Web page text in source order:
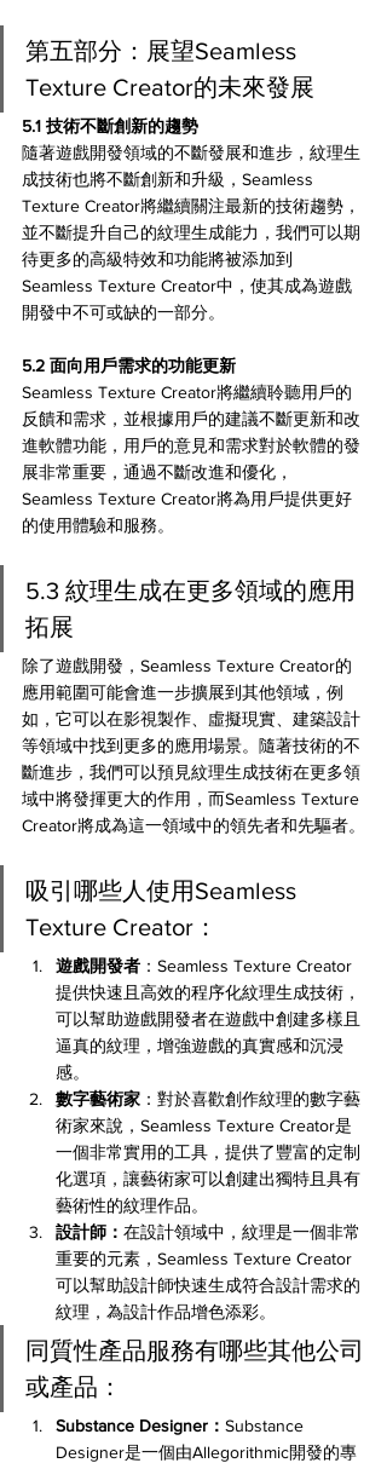
第五部分：展望Seamless
Texture Creator的未來發展
5.1 技術不斷創新的趨勢
隨著遊戲開發領域的不斷發展和進步，紋理生
成技術也將不斷創新和升級，Seamless
Texture Creator將繼續關注最新的技術趨勢，
並不斷提升自己的紋理生成能力，我們可以期
待更多的高級特效和功能將被添加到
Seamless Texture Creator中，使其成為遊戲
開發中不可或缺的一部分。
5.2 面向用戶需求的功能更新
Seamless Texture Creator將繼續聆聽用戶的
反饋和需求，並根據用戶的建議不斷更新和改
進軟體功能，用戶的意見和需求對於軟體的發
展非常重要，通過不斷改進和優化，
Seamless Texture Creator將為用戶提供更好
的使用體驗和服務。
5.3 紋理生成在更多領域的應用
拓展
除了遊戲開發，Seamless Texture Creator的
應用範圍可能會進一步擴展到其他領域，例
如，它可以在影視製作、虛擬現實、建築設計
等領域中找到更多的應用場景。隨著技術的不
斷進步，我們可以預見紋理生成技術在更多領
域中將發揮更大的作用，而Seamless Texture
Creator將成為這一領域中的領先者和先驅者。
吸引哪些人使用Seamless
Texture Creator：
遊戲開發者 ：Seamless Texture Creator
提供快速且高效的程序化紋理生成技術，
可以幫助遊戲開發者在遊戲中創建多樣且
逼真的紋理，增強遊戲的真實感和沉浸
感。
數字藝術家 ：對於喜歡創作紋理的數字藝
術家來說，Seamless Texture Creator是
一個非常實用的工具，提供了豐富的定制
化選項，讓藝術家可以創建出獨特且具有
藝術性的紋理作品。
設計師： 在設計領域中，紋理是一個非常
重要的元素，Seamless Texture Creator
可以幫助設計師快速生成符合設計需求的
紋理，為設計作品增色添彩。
同質性產品服務有哪些其他公司
或產品：
Substance Designer： Substance
Designer是一個由Allegorithmic開發的專